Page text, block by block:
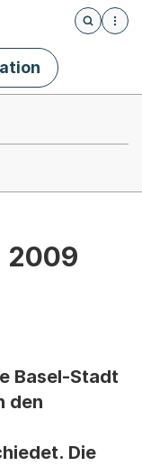
Öffnet
2009
Basel-Stadt
den
Die